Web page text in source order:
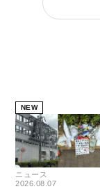
NEW
ニュース
2026.08.07